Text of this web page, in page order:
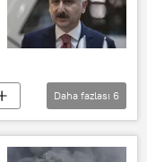
Daha fazlası 6